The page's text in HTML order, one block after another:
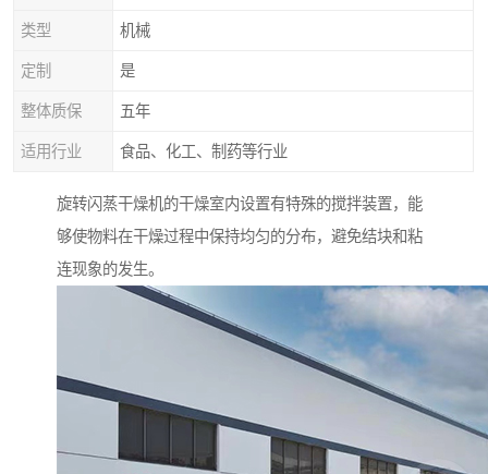
类型 机械
定制 是
整体质保 五年
适用行业 食品、化工、制药等行业
旋转闪蒸干燥机的干燥室内设置有特殊的搅拌装置，能
够使物料在干燥过程中保持均匀的分布，避免结块和粘
连现象的发生。